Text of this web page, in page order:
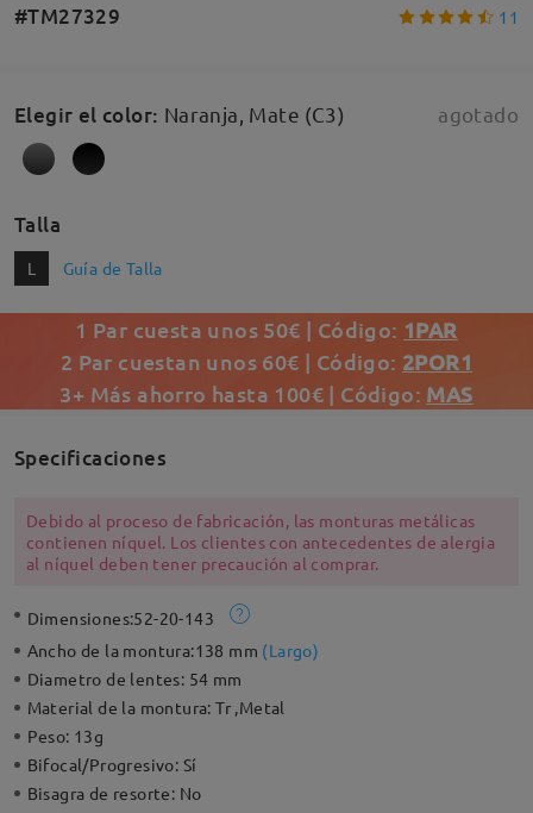
#TM27329 11
Elegir el color: Naranja, Mate (C3) agotado
Talla
L Guía de Talla
1 Par cuesta unos 50€ | Código: 1PAR
2 Par cuestan unos 60€ | Código: 2POR1
3+ Más ahorro hasta 100€ | Código: MAS
Specificaciones
Debido al proceso de fabricación, las monturas metálicas
contienen níquel. Los clientes con antecedentes de alergia
al níquel deben tener precaución al comprar.
Dimensiones:52-20-143
Ancho de la montura:138 mm (Largo)
Diametro de lentes: 54 mm
Material de la montura:Tr ,Metal
Peso: 13g
Bifocal/Progresivo: Sí
Bisagra de resorte: No